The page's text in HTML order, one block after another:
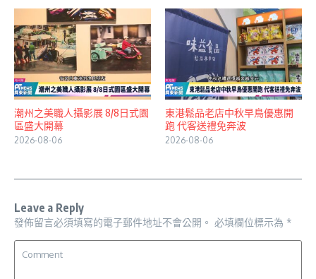
潮州之美職人攝影展 8/8日式園
區盛大開幕
2026-08-06
東港鬆品老店中秋早鳥優惠開
跑 代客送禮免奔波
2026-08-06
Leave a Reply
發佈留言必須填寫的電子郵件地址不會公開。 必填欄位標示為 *